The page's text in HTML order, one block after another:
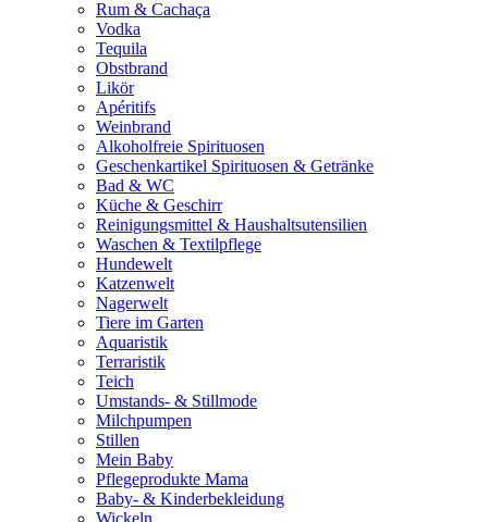
Rum & Cachaça
Vodka
Tequila
Obstbrand
Likör
Apéritifs
Weinbrand
Alkoholfreie Spirituosen
Geschenkartikel Spirituosen & Getränke
Bad & WC
Küche & Geschirr
Reinigungsmittel & Haushaltsutensilien
Waschen & Textilpflege
Hundewelt
Katzenwelt
Nagerwelt
Tiere im Garten
Aquaristik
Terraristik
Teich
Umstands- & Stillmode
Milchpumpen
Stillen
Mein Baby
Pflegeprodukte Mama
Baby- & Kinderbekleidung
Wickeln